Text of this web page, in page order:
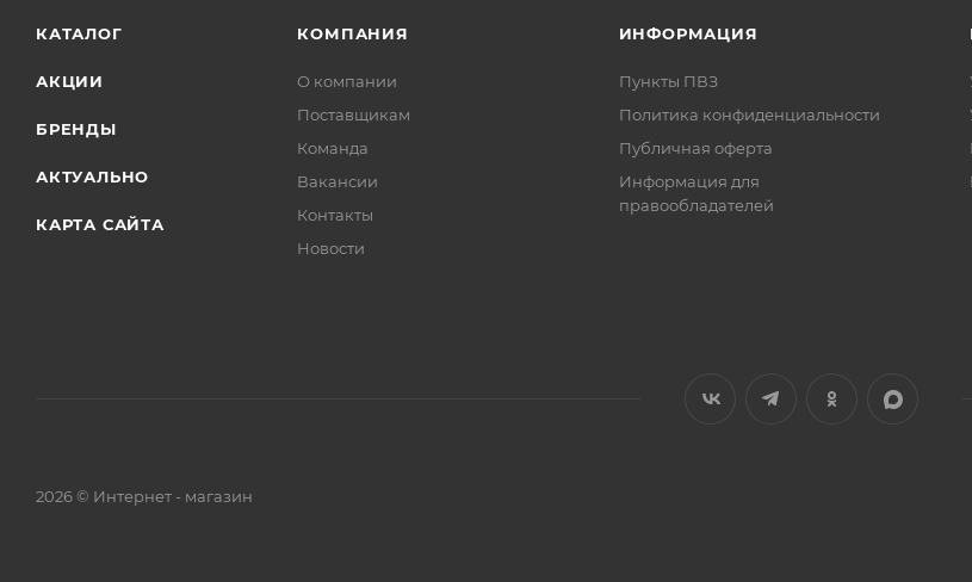
КАТАЛОГ
АКЦИИ
БРЕНДЫ
АКТУАЛЬНО
КАРТА САЙТА
КОМПАНИЯ
О компании
Поставщикам
Команда
Вакансии
Контакты
Новости
ИНФОРМАЦИЯ
Пункты ПВЗ
Политика конфиденциальности
Публичная оферта
Информация для
правообладателей
2026 © Интернет - магазин